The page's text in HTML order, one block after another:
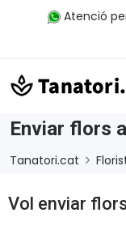
Atenció
Enviar flors
Tanatori.cat
Vol enviar